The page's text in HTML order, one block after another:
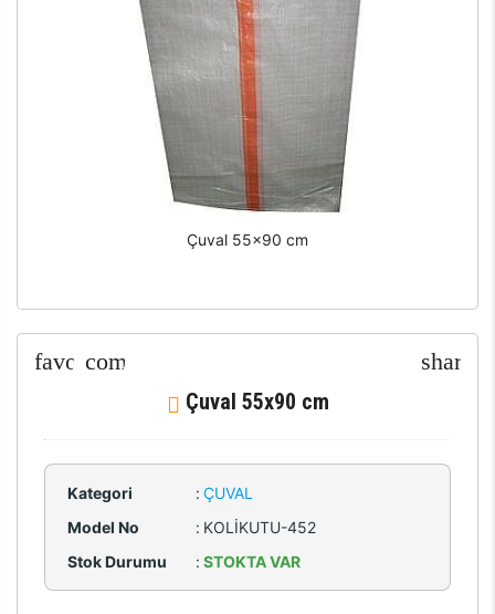
Çuval 55x90 cm
Çuval 55x90 cm
Kategori : ÇUVAL
Model No
: KOLİKUTU-452
Stok Durumu
: STOKTA VAR